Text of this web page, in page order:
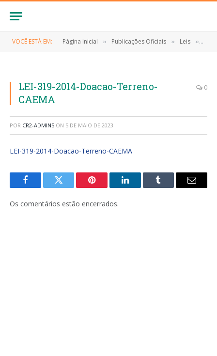
VOCÊ ESTÁ EM: Página Inicial » Publicações Oficiais » Leis »
LEI-319-2014-Doacao-Terreno-
CAEMA
0
POR CR2-ADMIN5 ON 5 DE MAIO DE 2023
LEI-319-2014-Doacao-Terreno-CAEMA
FacebookTwitter Pinterest LinkedInTumblr
E-
Os comentários estão encerrados.